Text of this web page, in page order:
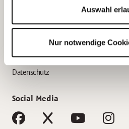
Auswahl
Nur notwendige
AWO Gliederungen nach Bundesland
Impressum
Datenschutz
Social Media